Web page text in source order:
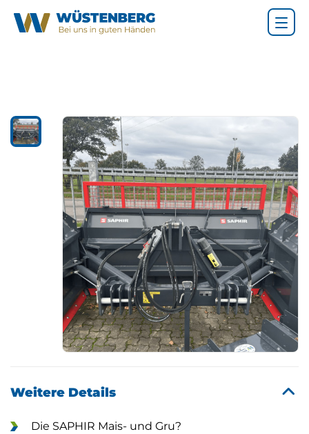
Weitere Details
Die SAPHIR Mais- und Gru?